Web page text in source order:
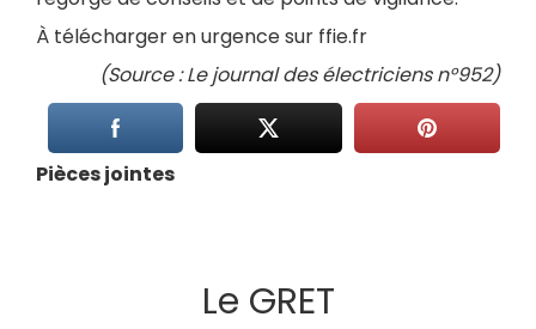
À télécharger en urgence sur ffie.fr
(Source : Le journal des électriciens n°952)
Pièces jointes
Le GRET